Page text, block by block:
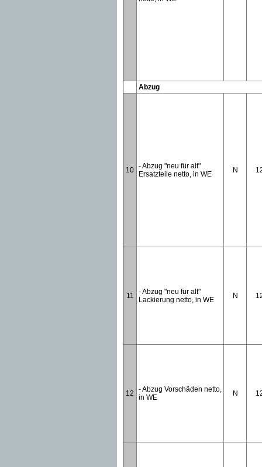
Abzug
10 - Abzug "neu für alt"
Ersatzteile netto, in WE
N
11
- Abzug "neu für alt"
Lackierung netto, in WE
N
12
- Abzug Vorschäden netto,
in WE
N